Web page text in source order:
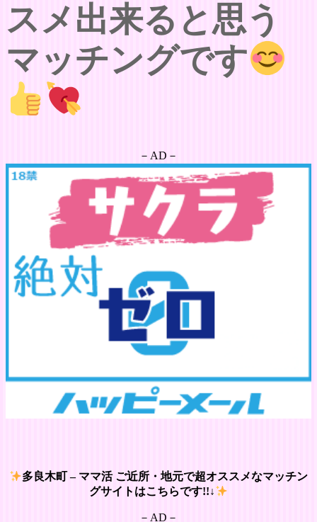
スメ出来ると思う
マッチングです
－AD－
多良木町 – ママ活 ご近所・地元で超オススメなマッチン
グサイトはこちらです!!↓
－AD－